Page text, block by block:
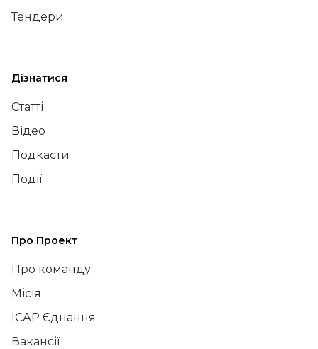
Тендери
Дізнатися
Статті
Відео
Подкасти
Події
Про Проект
Про команду
Місія
ІСАР Єднання
Вакансії